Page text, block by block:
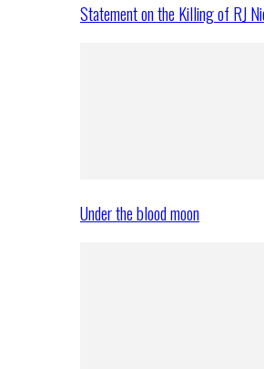
Statement on the Killing of RJ
Under the blood moon